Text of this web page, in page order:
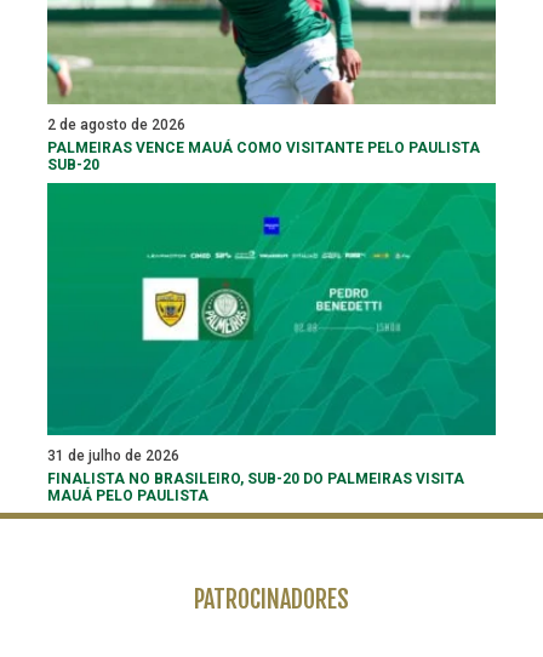
2 de agosto de 2026
PALMEIRAS VENCE MAUÁ COMO VISITANTE PELO PAULISTA
SUB-20
31 de julho de 2026
FINALISTA NO BRASILEIRO, SUB-20 DO PALMEIRAS VISITA
MAUÁ PELO PAULISTA
PATROCINADORES